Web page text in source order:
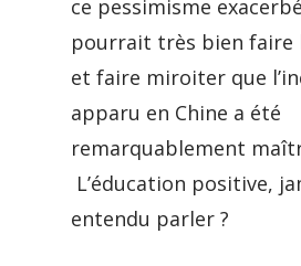
ce pessimisme
pourrait très bien faire
et faire miroiter que
apparu en Chine a été
remarquablement
L’éducation positive,
entendu parler ?